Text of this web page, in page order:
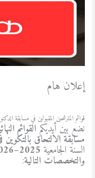
إعلان هام
قوائم المترشحين المقبولين في مسابقة الدكتوراه
نضع بين أيديكم القوائم
مسابقة الالتحاق
السنة الجامعية 2025–2026
والتخصصات التالية: